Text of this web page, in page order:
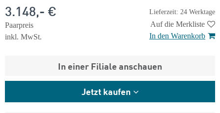
Lieferzeit: 24 Werktage
3.148,- €
Paarpreis
inkl. MwSt.
Auf die Merkliste
In den Warenkorb
In einer Filiale anschauen
Jetzt kaufen